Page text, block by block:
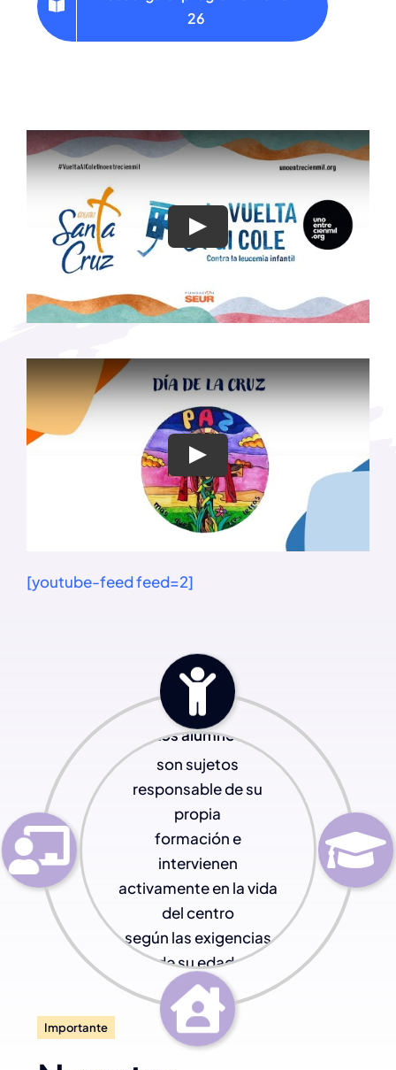
26
Play
Play
[youtube-feed feed=2]
Los alumnos
son sujetos
responsable de su
propia
formación e
intervienen
activamente en la vida
del centro
según las exigencias
de su edad.
Importante